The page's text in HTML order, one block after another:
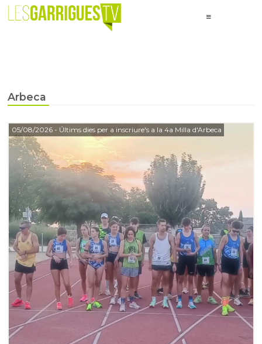
Arbeca
05/08/2026- Últims dies per a inscriure's a la 4a Milla d'Arbeca